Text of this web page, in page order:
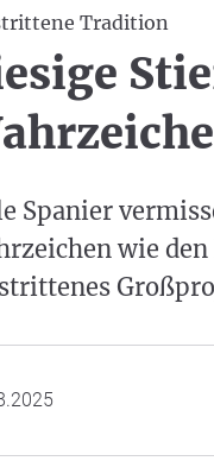
Tradition
Spanier
wie